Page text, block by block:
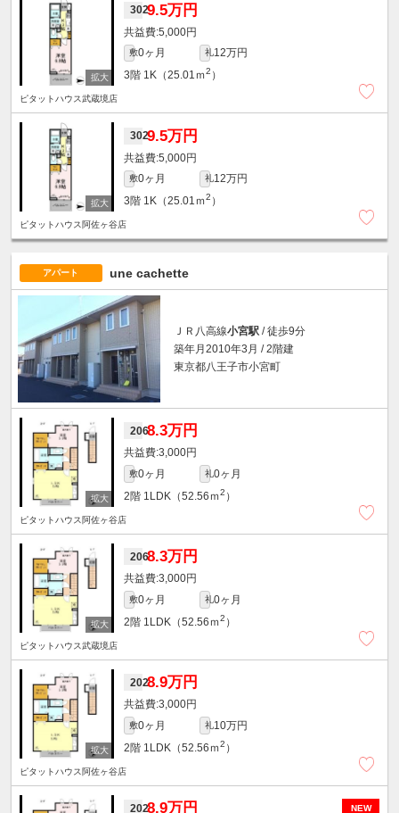
3029.5万円
5,000円
敷0ヶ月 礼12万円
3階 1K（25.01ｍ2 ）
ピタットハウス武蔵境店
3029.5万円
5,000円
敷0ヶ月 礼12万円
3階 1K（25.01ｍ2 ）
ピタットハウス阿佐ヶ谷店
アパート une cachette
ＪＲ八高線小宮駅 / 徒歩9分
築年月2010年3月 / 2階建
東京都八王子市小宮町
2068.3万円
3,000円
敷0ヶ月 礼0ヶ月
2階 1LDK（52.56ｍ2 ）
ピタットハウス阿佐ヶ谷店
2068.3万円
3,000円
敷0ヶ月 礼0ヶ月
2階 1LDK（52.56ｍ2 ）
ピタットハウス武蔵境店
2028.9万円
3,000円
敷0ヶ月 礼10万円
2階 1LDK（52.56ｍ2 ）
ピタットハウス阿佐ヶ谷店
NEW
2028.9万円